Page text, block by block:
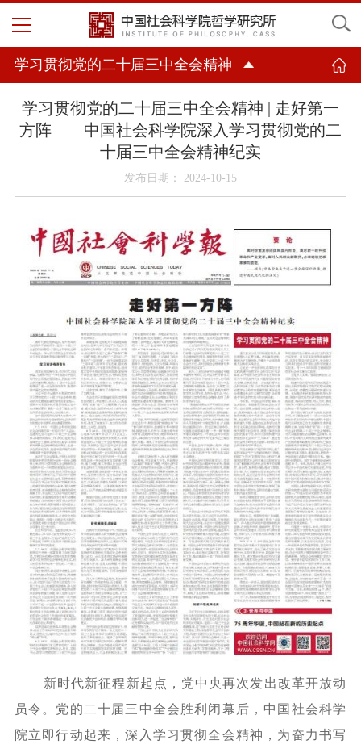
学习贯彻党的二十届三中全会精神
学习贯彻党的二十届三中全会精神 | 走好第一
方阵——中国社会科学院深入学习贯彻党的二
十届三中全会精神纪实
发布日期： 2024-10-15
新时代新征程新起点，党中央再次发出改革开放动
员令。党的二十届三中全会胜利闭幕后，中国社会科学
院立即行动起来，深入学习贯彻全会精神，为奋力书写